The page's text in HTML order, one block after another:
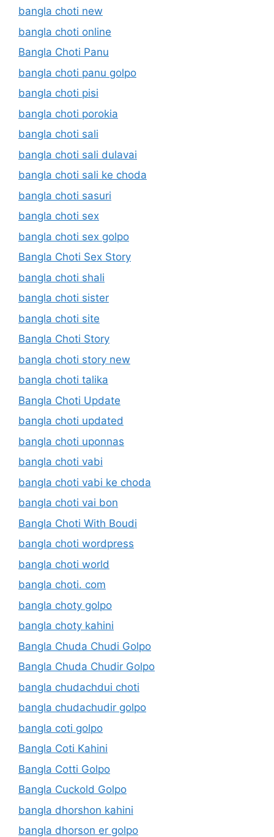
bangla choti new
bangla choti online
Bangla Choti Panu
bangla choti panu golpo
bangla choti pisi
bangla choti porokia
bangla choti sali
bangla choti sali dulavai
bangla choti sali ke choda
bangla choti sasuri
bangla choti sex
bangla choti sex golpo
Bangla Choti Sex Story
bangla choti shali
bangla choti sister
bangla choti site
Bangla Choti Story
bangla choti story new
bangla choti talika
Bangla Choti Update
bangla choti updated
bangla choti uponnas
bangla choti vabi
bangla choti vabi ke choda
bangla choti vai bon
Bangla Choti With Boudi
bangla choti wordpress
bangla choti world
bangla choti. com
bangla choty golpo
bangla choty kahini
Bangla Chuda Chudi Golpo
Bangla Chuda Chudir Golpo
bangla chudachdui choti
bangla chudachudir golpo
bangla coti golpo
Bangla Coti Kahini
Bangla Cotti Golpo
Bangla Cuckold Golpo
bangla dhorshon kahini
bangla dhorson er golpo